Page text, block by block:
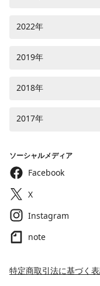
2022年
2019年
2018年
2017年
ソーシャルメディア
Facebook
X
Instagram
note
特定商取引法に基づく